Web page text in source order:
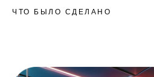
ЧТО БЫЛО СДЕЛАНО